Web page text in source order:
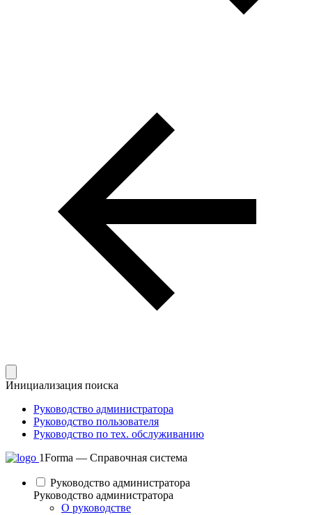
Инициализация поиска
Руководство администратора
Руководство пользователя
Руководство по тех. обслуживанию
1Forma — Справочная система
Руководство администратора
Руководство администратора
О руководстве